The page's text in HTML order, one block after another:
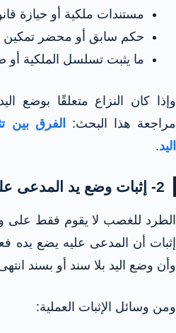
مستندات ملكية أو حيازة
حكم سابق أو محضر
ما يثبت تسلسل الملكية أو
وإذا كان النزاع متعلقًا بوضع
مراجعة هذا البحث:
الفرق بين
اليد.
2- إثبات وضع يد المدعى عليه على العقار
الطرد للغصب لا يقوم فقط على
إثبات أن المدعى عليه يضع يده
وأن وضع اليد بلا سند أو بسند
ومن وسائل الإثبات العملية: